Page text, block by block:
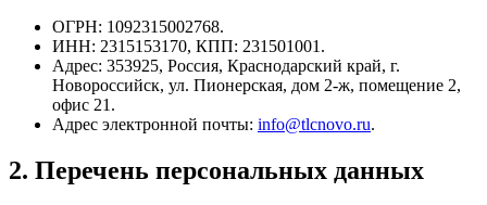
ОГРН: 1092315002768.
ИНН: 2315153170, КПП: 231501001.
Адрес: 353925, Россия, Краснодарский край, г.
Новороссийск, ул. Пионерская, дом 2-ж, помещение 2,
офис 21.
Адрес электронной почты: info@tlcnovo.ru.
2. Перечень персональных данных